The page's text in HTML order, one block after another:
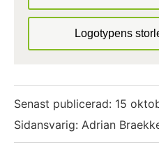
Logotypens
Senast publicerad: 15
Sidansvarig: Adrian